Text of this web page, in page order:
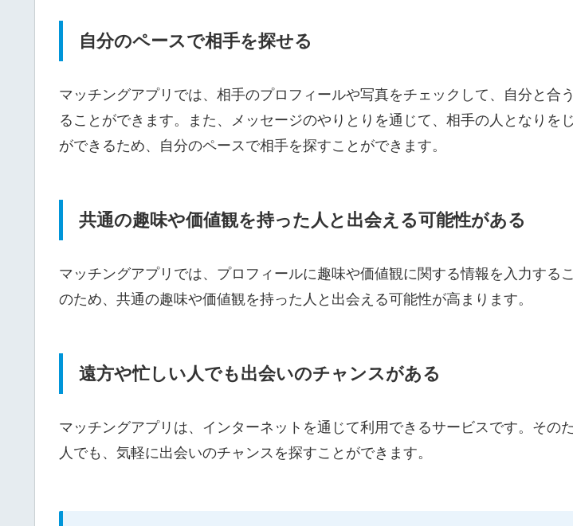
自分のペースで相手を探せる
マッチングアプリでは、相手のプロフィールや写真をチェックして、自分と合
ることができます。また、メッセージのやりとりを通じて、相手の人となりを
ができるため、自分のペースで相手を探すことができます。
共通の趣味や価値観を持った人と出会える可能性がある
マッチングアプリでは、プロフィールに趣味や価値観に関する情報を入力する
のため、共通の趣味や価値観を持った人と出会える可能性が高まります。
遠方や忙しい人でも出会いのチャンスがある
マッチングアプリは、インターネットを通じて利用できるサービスです。その
人でも、気軽に出会いのチャンスを探すことができます。